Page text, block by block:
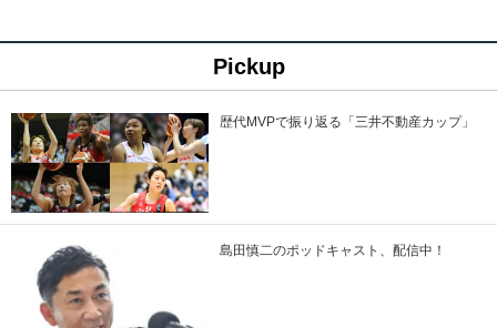
Pickup
歴代MVPで振り返る「三井不動産カップ」
島田慎二のポッドキャスト、配信中！